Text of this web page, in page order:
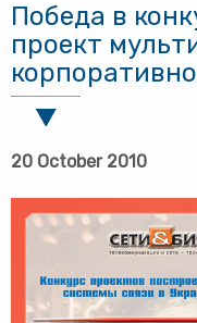
Победа в
проект
20 October 2010